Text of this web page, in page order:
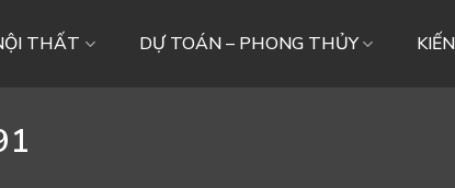
THẤT DỰ TOÁN – PHONG THỦY